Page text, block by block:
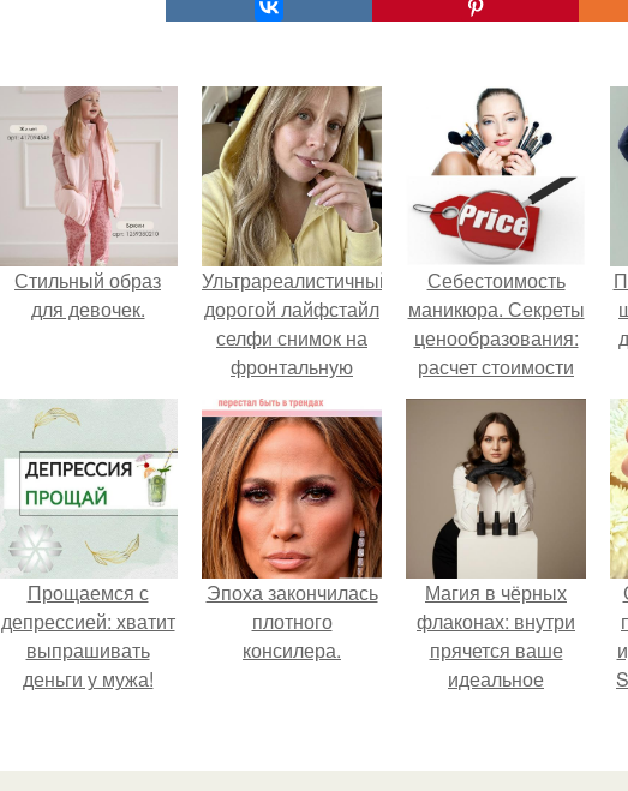
Стильный образ
для девочек.
Ультрареалистичный
дорогой лайфстайл
селфи снимок на
фронтальную
камеру.
Себестоимость
маникюра. Секреты
ценообразования:
расчет стоимости
услуг (Beautyday.
Прощаемся с
депрессией: хватит
выпрашивать
деньги у мужа!
Эпоха закончилась
плотного
консилера.
Магия в чёрных
флаконах: внутри
прячется ваше
идеальное